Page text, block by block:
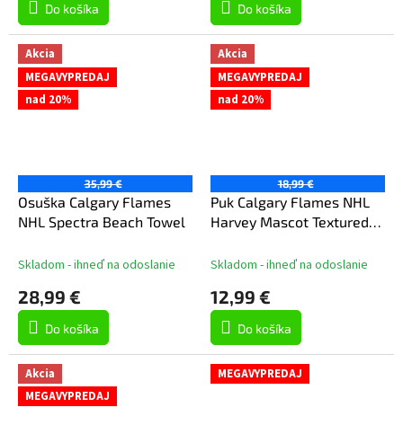
Do košíka Do košíka
Akcia
MEGAVYPREDAJ
nad 20%
35,99 €
Osuška Calgary Flames
NHL Spectra Beach Towel
Skladom - ihneď na odoslanie
28,99 €
Do košíka
Akcia
MEGAVYPREDAJ
nad 20%
18,99 €
Puk Calgary Flames NHL
Harvey Mascot Textured
Skladom - ihneď na odoslanie
12,99 €
Do košíka
Akcia
MEGAVYPREDAJ
MEGAVYPREDAJ